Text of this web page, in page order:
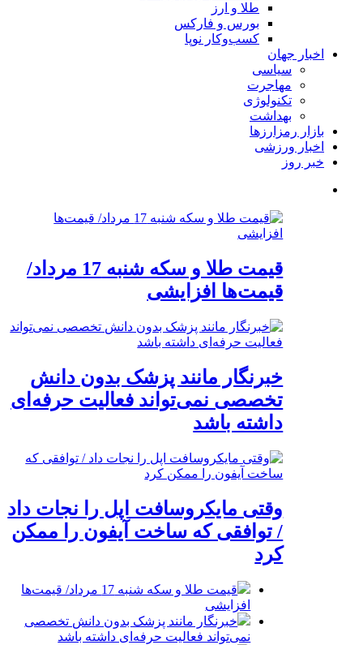
طلا و ارز
بورس و فارکس
کسب‌وکار نوپا
اخبار جهان
سیاسی
مهاجرت
تکنولوژی
بهداشت
بازار رمزارزها
اخبار ورزشی
خبر روز
قیمت طلا و سکه شنبه 17 مرداد/
قیمت‌ها افزایشی
خبرنگار مانند پزشک بدون دانش
تخصصی نمی‌تواند فعالیت حرفه‌ای
داشته باشد
وقتی مایکروسافت اپل را نجات داد
/ توافقی که ساخت آیفون را ممکن
کرد
قیمت طلا و سکه شنبه 17 مرداد/ قیمت‌ها
افزایشی
خبرنگار مانند پزشک بدون دانش تخصصی
نمی‌تواند فعالیت حرفه‌ای داشته باشد